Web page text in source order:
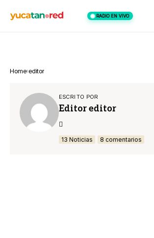
RADIO EN VIVO
Home editor
ESCRITO POR
Editor editor
13 Noticias 8 comentarios